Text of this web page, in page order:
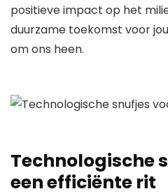
positieve impact op het
duurzame toekomst voor
om ons heen.
Technologische
een efficiënte rit